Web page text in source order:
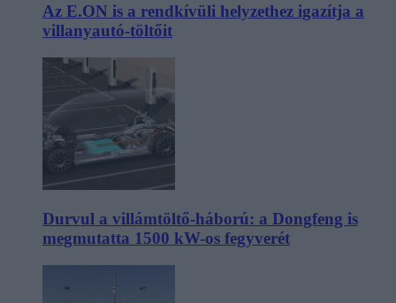
Az E.ON is a rendkívüli helyzethez igazítja a
villanyautó-töltőit
Durvul a villámtöltő-háború: a Dongfeng is
megmutatta 1500 kW-os fegyverét